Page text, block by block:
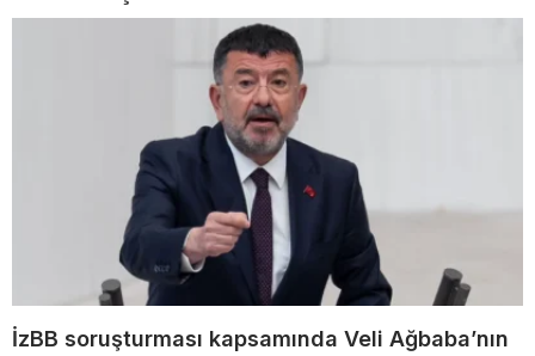
İzBB soruşturması kapsamında Veli Ağbaba’nın